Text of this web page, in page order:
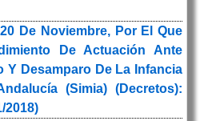
De Noviembre, Por El Que
De Actuación Ante
Y Desamparo De La Infancia
(Simia) (Decretos):
2018)